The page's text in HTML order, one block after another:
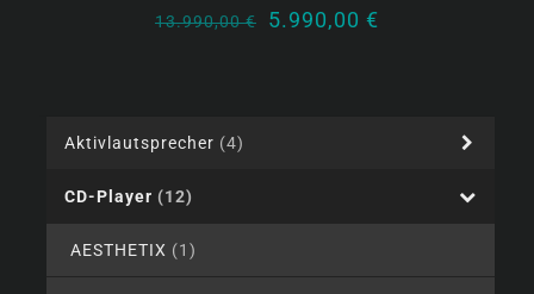
13.990,00€
Ursprünglicher
5.990,00 €
Aktivlautsprecher (4)
CD-Player (12)
AESTHETIX (1)